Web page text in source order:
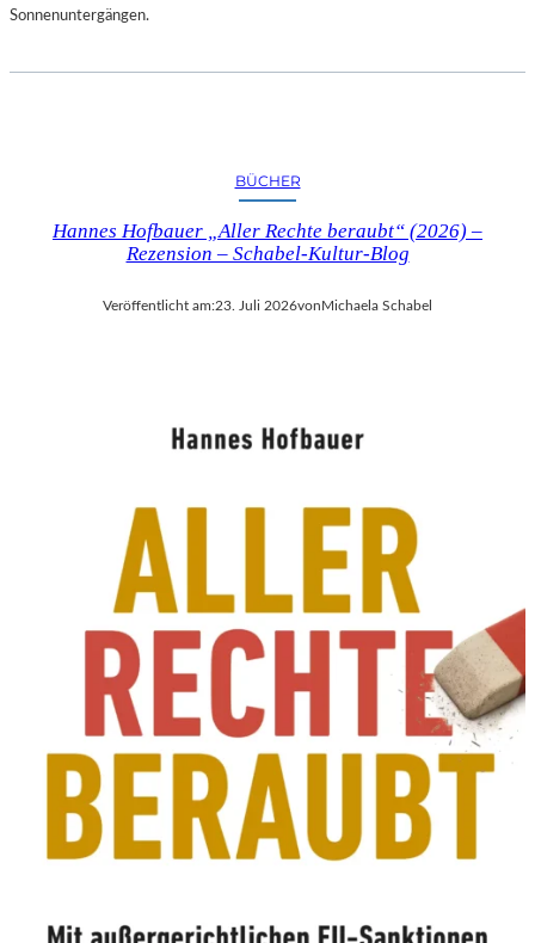
Sonnenuntergängen.
BÜCHER
Hannes Hofbauer „Aller Rechte beraubt“ (2026) –
Rezension – Schabel-Kultur-Blog
Veröffentlicht am:23. Juli 2026vonMichaela Schabel